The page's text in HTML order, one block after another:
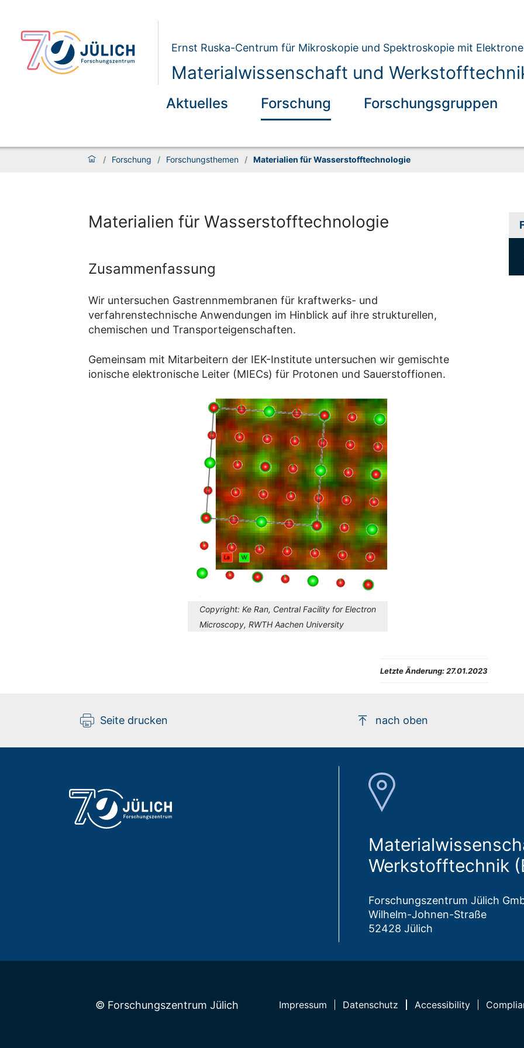
Ernst Ruska-Centrum für Mikroskopie und Spektroskopie mit
Materialwissenschaft und
Aktuelles Forschung Forschungsgruppen
/ Forschung / Forschungsthemen / Materialien für Wasserstofftechnologie
Materialien für Wasserstofftechnologie
Zusammenfassung
Wir untersuchen Gastrennmembranen für kraftwerks- und
verfahrenstechnische Anwendungen im Hinblick auf ihre strukturellen,
chemischen und Transporteigenschaften.
Gemeinsam mit Mitarbeitern der IEK-Institute untersuchen wir gemischte
ionische elektronische Leiter (MIECs) für Protonen und Sauerstoffionen.
Copyright:Ke Ran, Central Facility for Electron
Microscopy, RWTH Aachen University
Letzte Änderung:27.01.2023
Seite drucken nach oben
Werkstofftechnik
Forschungszentrum Jülich
Wilhelm-Johnen-Straße
52428 Jülich
© Forschungszentrum Jülich Impressum Datenschutz Accessibility